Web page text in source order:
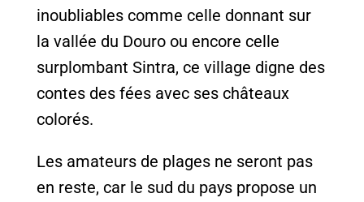
inoubliables comme celle donnant sur
la vallée du Douro ou encore celle
surplombant Sintra, ce village digne des
contes des fées avec ses châteaux
colorés.
Les amateurs de plages ne seront pas
en reste, car le sud du pays propose un